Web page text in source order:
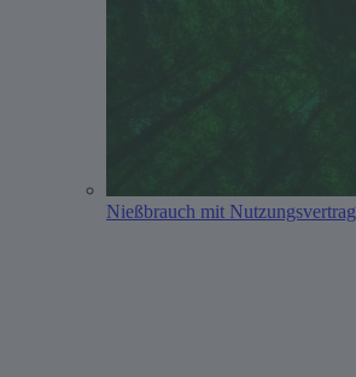
Nießbrauch mit Nutzungsvertrag